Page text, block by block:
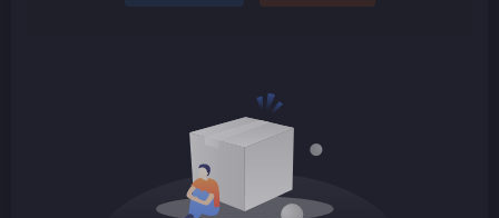
1080P